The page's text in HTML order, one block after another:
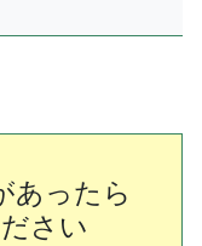
あったら
さい